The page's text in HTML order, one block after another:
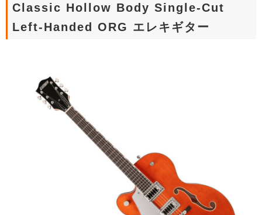
Classic Hollow Body Single-Cut
Left-Handed ORG エレキギター